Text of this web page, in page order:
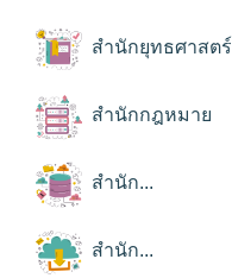
สำนักยุทธศาสตร์
สำนักกฎหมาย
สำนัก...
สำนัก...